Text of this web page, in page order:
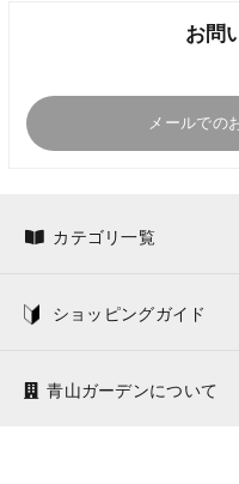
お問
メールでの
カテゴリ一覧
ショッピングガイド
青山ガーデンについて